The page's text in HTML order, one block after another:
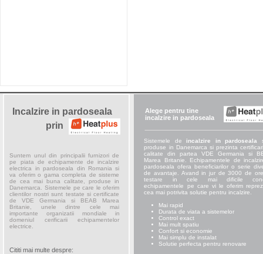
Incalzire in pardoseala
prin
Suntem unul din principalii furnizori de
pe piata de echipamente de incalzire
electrica in pardoseala din Romania si
va oferim o gama completa de sisteme
de cea mai buna calitate, produse in
Danemarca. Sistemele pe care le oferim
clientilor nostri sunt testate si certificate
de VDE Germania si BEAB Marea
Britanie, unele dintre cele mai
importante organizatii mondiale in
domeniul cerificarii echipamentelor
electrice.
Cititi mai multe despre:
Alege pentru tine
incalzire in pardoseala
Sistemele de incalzire in pardoseala
produse in Danemarca si prezinta
calitate din partea VDE Germania si
Marea Britanie. Echipamentele de
pardoseala ofera beneficiarilor o serie
de avantaje. Avand in jur de 3000 de
testare in cele mai dificile
echipamentele pe care vi le oferim
cea mai potrivita solutie pentru incalzire.
Mai rapid
Durata de viata a sistemelor
Control exact
Mai mult spatiu
Confort si economie
Mai simplu de instalat
Solutie perfecta pentru renovare